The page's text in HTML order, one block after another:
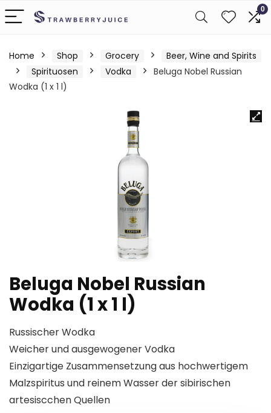
0
Home Shop Grocery
Beer, Wine and Spirits
Spirituosen
Vodka
Beluga Nobel Russian
Wodka (1 x 1 l)
Beluga Nobel Russian
Wodka (1 x 1 l)
Russischer Wodka
Weicher und ausgewogener Vodka
Einzigartige Zusammensetzung aus hochwertigem
Malzspiritus und reinem Wasser der sibirischen
artesiscchen Quellen